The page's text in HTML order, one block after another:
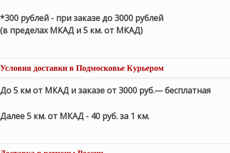
*300 рублей - при заказе до 3000 рублей
(в пределах МКАД и 5 км. от МКАД)
Условия доставки в Подмосковье Курьером
До 5 км от МКАД и заказе от 3000 руб.— бесплатная
Далее 5 км. от МКАД - 40 руб. за 1 км.